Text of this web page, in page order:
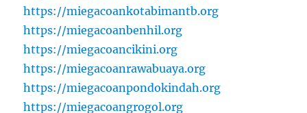
https://miegacoankotabimantb.org
https://miegacoanbenhil.org
https://miegacoancikini.org
https://miegacoanrawabuaya.org
https://miegacoanpondokindah.org
https://miegacoangrogol.org